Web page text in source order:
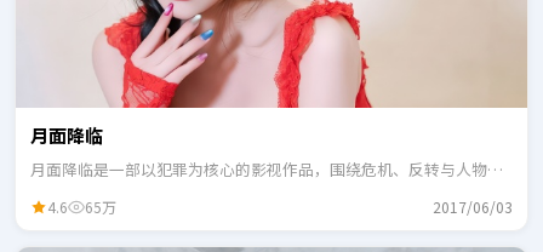
月面降临
月面降临是一部以犯罪为核心的影视作品，围绕危机、反转与人物成
4.6 65万 2017/06/03